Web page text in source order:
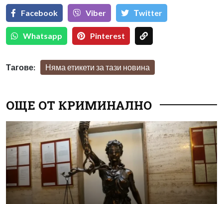
Facebook Viber Тwitter
Whatsapp Pinterest
Тагове: Няма етикети за тази новина
ОЩЕ ОТ КРИМИНАЛНО